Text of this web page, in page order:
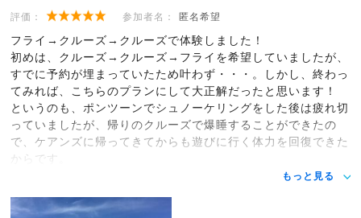
評価： 参加者名： 匿名希望
フライ→クルーズ→クルーズで体験しました！
初めは、クルーズ→クルーズ→フライを希望していましたが、
すでに予約が埋まっていたため叶わず・・・。しかし、終わっ
てみれば、こちらのプランにして大正解だったと思います！
というのも、ポンツーンでシュノーケリングをした後は疲れ切
っていましたが、帰りのクルーズで爆睡することができたの
で、ケアンズに帰ってきてからも遊びに行く体力を回復できた
からです。
もっと見る